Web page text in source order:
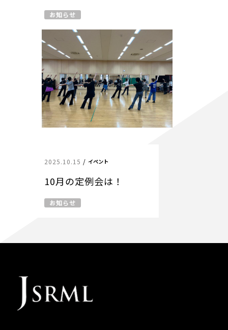
お知らせ
2025.10.15 / イベント
10月の定例会は！
お知らせ